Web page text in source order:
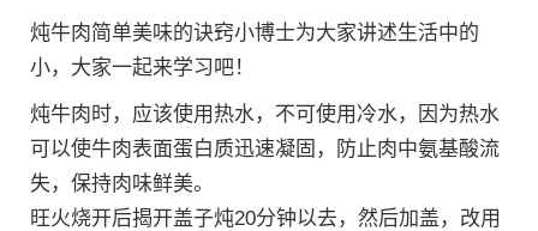
炖牛肉简单美味的诀窍小博士为大家讲述生活中的
小，大家一起来学习吧！
炖牛肉时，应该使用热水，不可使用冷水，因为热水
可以使牛肉表面蛋白质迅速凝固，防止肉中氨基酸流
失，保持肉味鲜美。
旺火烧开后揭开盖子炖20分钟以去，然后加盖，改用